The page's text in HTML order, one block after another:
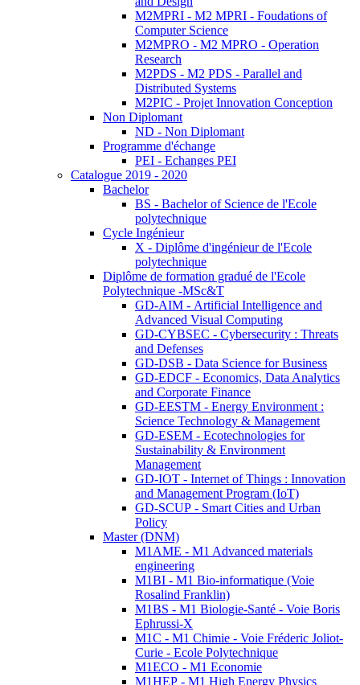
M2MPRI - M2 MPRI - Foudations of
Computer Science
M2MPRO - M2 MPRO - Operation
Research
M2PDS - M2 PDS - Parallel and
Distributed Systems
M2PIC - Projet Innovation Conception
Non Diplomant
ND - Non Diplomant
Programme d'échange
PEI - Echanges PEI
Catalogue 2019 - 2020
Bachelor
BS - Bachelor of Science de l'Ecole
polytechnique
Cycle Ingénieur
X - Diplôme d'ingénieur de l'Ecole
polytechnique
Diplôme de formation gradué de l'Ecole
Polytechnique -MSc&T
GD-AIM - Artificial Intelligence and
Advanced Visual Computing
GD-CYBSEC - Cybersecurity : Threats
and Defenses
GD-DSB - Data Science for Business
GD-EDCF - Economics, Data Analytics
and Corporate Finance
GD-EESTM - Energy Environment :
Science Technology & Management
GD-ESEM - Ecotechnologies for
Sustainability & Environment
Management
GD-IOT - Internet of Things : Innovation
and Management Program (IoT)
GD-SCUP - Smart Cities and Urban
Policy
Master (DNM)
M1AME - M1 Advanced materials
engineering
M1BI - M1 Bio-informatique (Voie
Rosalind Franklin)
M1BS - M1 Biologie-Santé - Voie Boris
Ephrussi-X
M1C - M1 Chimie - Voie Fréderic Joliot-
Curie - Ecole Polytechnique
M1ECO - M1 Economie
M1HEP - M1 High Energy Physics